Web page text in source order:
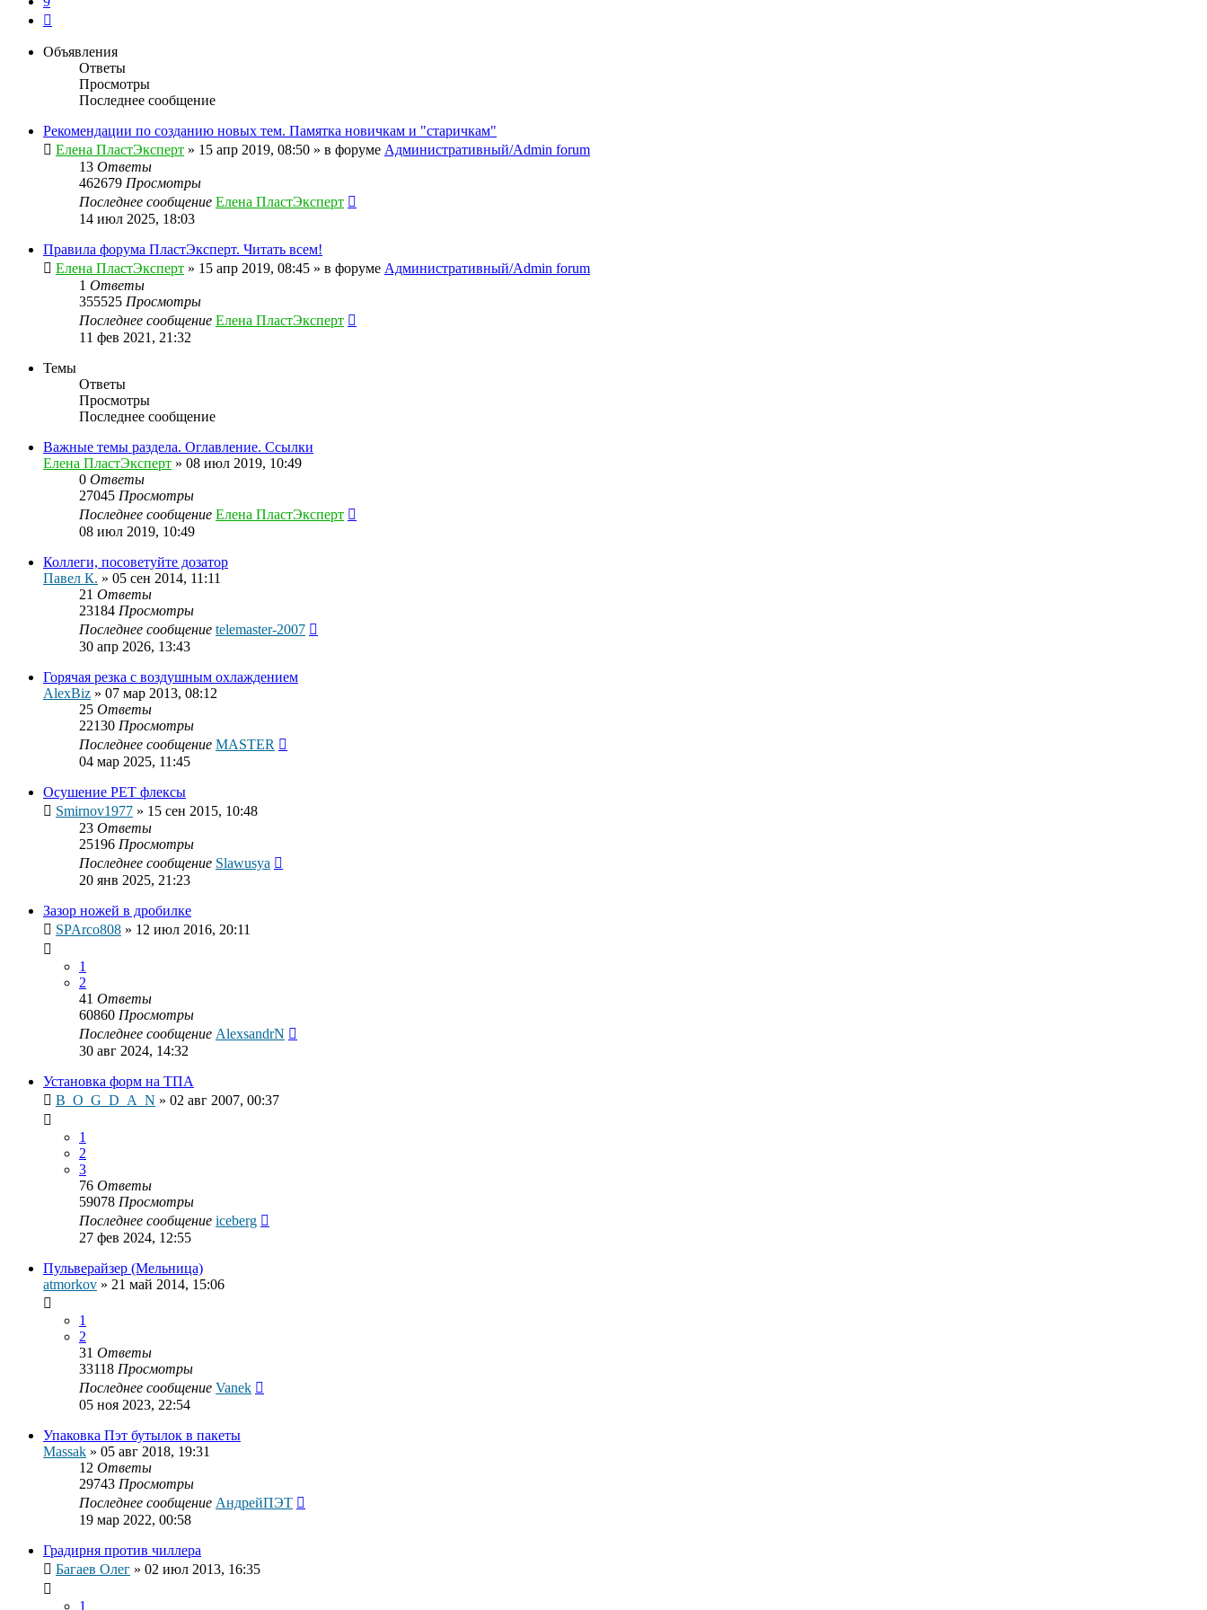
Объявления
Ответы
Просмотры
Последнее сообщение
Рекомендации по созданию новых тем. Памятка новичкам и "старичкам"
Елена ПластЭксперт » 15 апр 2019, 08:50 » в форуме Административный/Admin forum
13 Ответы
462679 Просмотры
Последнее сообщение Елена ПластЭксперт
14 июл 2025, 18:03
Правила форума ПластЭксперт. Читать всем!
Елена ПластЭксперт » 15 апр 2019, 08:45 » в форуме Административный/Admin forum
1 Ответы
355525 Просмотры
Последнее сообщение Елена ПластЭксперт
11 фев 2021, 21:32
Темы
Ответы
Просмотры
Последнее сообщение
Важные темы раздела. Оглавление. Ссылки
Елена ПластЭксперт » 08 июл 2019, 10:49
0 Ответы
27045 Просмотры
Последнее сообщение Елена ПластЭксперт
08 июл 2019, 10:49
Коллеги, посоветуйте дозатор
Павел К. » 05 сен 2014, 11:11
21 Ответы
23184 Просмотры
Последнее сообщение telemaster-2007
30 апр 2026, 13:43
Горячая резка с воздушным охлаждением
AlexBiz » 07 мар 2013, 08:12
25 Ответы
22130 Просмотры
Последнее сообщение MASTER
04 мар 2025, 11:45
Осушение PET флексы
Smirnov1977 » 15 сен 2015, 10:48
23 Ответы
25196 Просмотры
Последнее сообщение Slawusya
20 янв 2025, 21:23
Зазор ножей в дробилке
SPArco808 » 12 июл 2016, 20:11
1
2
41 Ответы
60860 Просмотры
Последнее сообщение AlexsandrN
30 авг 2024, 14:32
Установка форм на ТПА
B_O_G_D_A_N » 02 авг 2007, 00:37
1
2
3
76 Ответы
59078 Просмотры
Последнее сообщение iceberg
27 фев 2024, 12:55
Пульверайзер (Мельница)
atmorkov » 21 май 2014, 15:06
1
2
31 Ответы
33118 Просмотры
Последнее сообщение Vanek
05 ноя 2023, 22:54
Упаковка Пэт бутылок в пакеты
Massak » 05 авг 2018, 19:31
12 Ответы
29743 Просмотры
Последнее сообщение АндрейПЭТ
19 мар 2022, 00:58
Градирня против чиллера
Багаев Олег » 02 июл 2013, 16:35
1